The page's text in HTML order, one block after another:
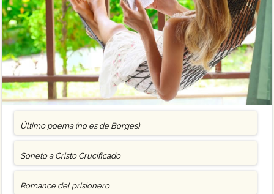
Último poema (no es de Borges)
Soneto a Cristo Crucificado
Romance del prisionero